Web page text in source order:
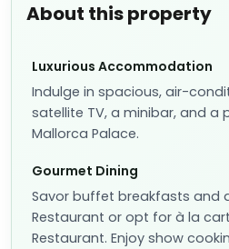
About this property
Luxurious Accommodation
Indulge in spacious, air-
satellite TV, a minibar, and a
Mallorca Palace.
Gourmet Dining
Savor buffet breakfasts and
Restaurant or opt for à la
Restaurant. Enjoy show